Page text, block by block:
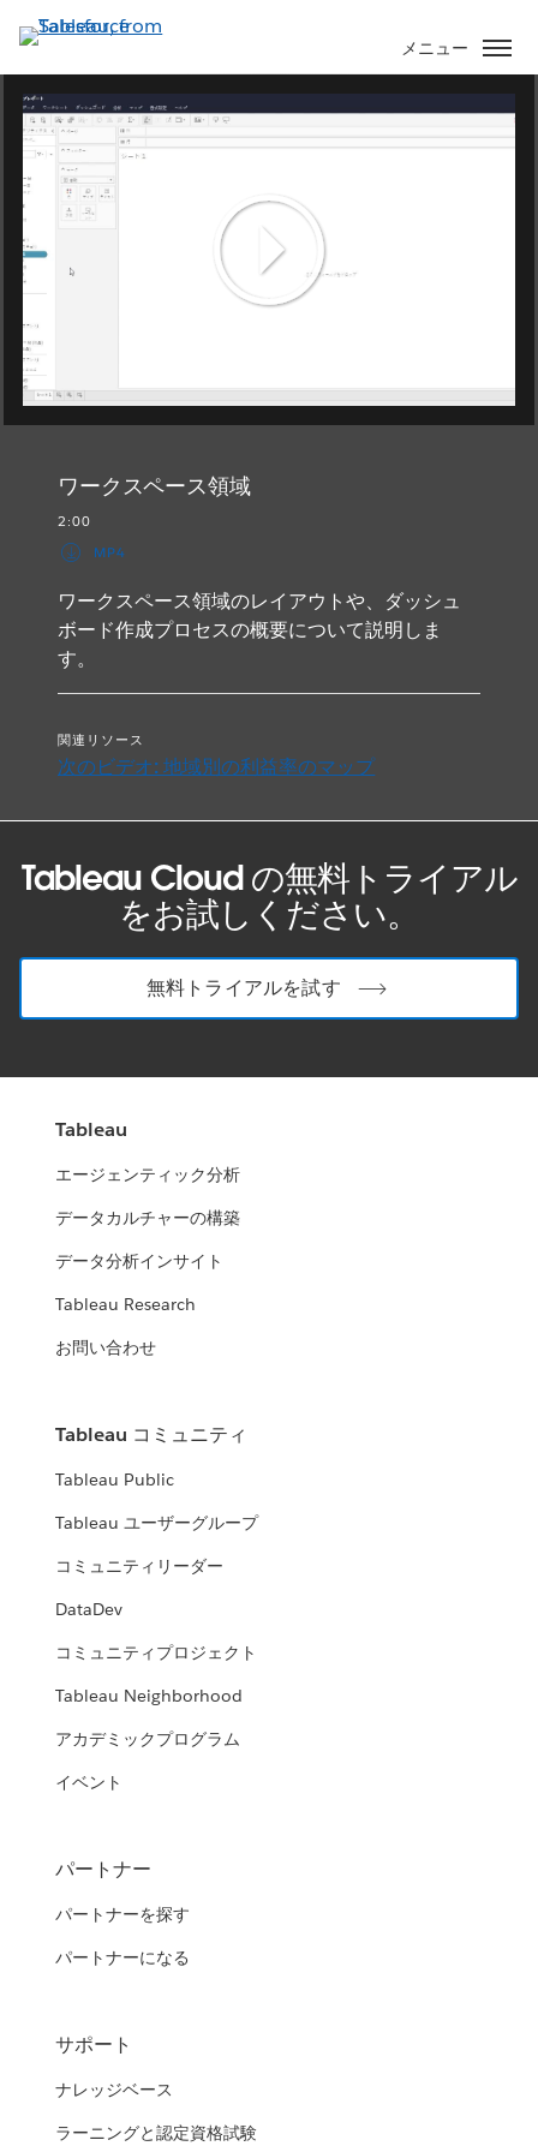
イ
ン
メニュー
Play
Video
ワークスペース領域
2:00
MP4
ワークスペース領域のレイアウトや、ダッシュ
ボード作成プロセスの概要について説明しま
す。
関連リソース
次のビデオ: 地域別の利益率のマップ
Tableau Cloud の無料トライアル
をお試しください。
無料トライアルを試す
Tableau
エージェンティック分析
データカルチャーの構築
データ分析インサイト
Tableau Research
お問い合わせ
Tableau コミュニティ
Tableau Public
Tableau ユーザーグループ
コミュニティリーダー
DataDev
コミュニティプロジェクト
Tableau Neighborhood
アカデミックプログラム
イベント
パートナー
パートナーを探す
パートナーになる
サポート
ナレッジベース
ラーニングと認定資格試験